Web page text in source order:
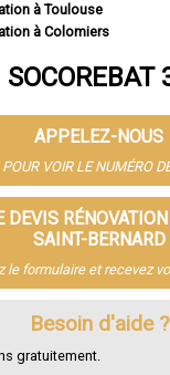
à Toulouse
à Colomiers
à Muret
à Plaisance-du-Touch
à Cugnaux
à Balma
à L'Union
à Saint-Gaudens
à Ramonville-Saint-
à Castanet-Tolosan
à Saint-Jean
à Revel
SOCOREBAT
APPELEZ-NOUS
VOIR LE NUMÉRO
DEVIS
SAINT-BERNARD
le formulaire et recevez
Besoin d'aide ?
gratuitement.